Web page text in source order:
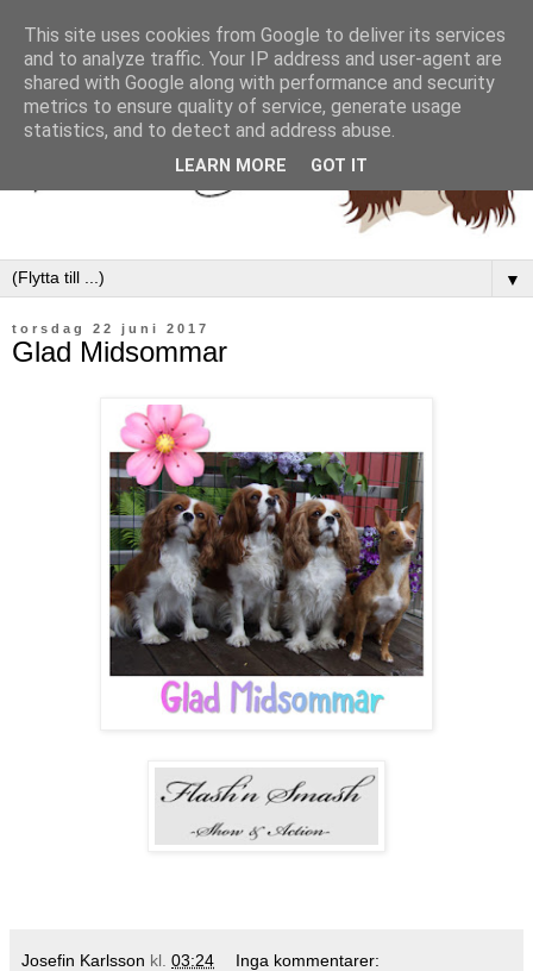
▼
torsdag 22 juni 2017
Glad Midsommar
Josefin Karlsson kl. 03:24 Inga kommentarer:
This site uses cookies from Google to deliver its services
and to analyze traffic. Your IP address and user-agent are
shared with Google along with performance and security
metrics to ensure quality of service, generate usage
statistics, and to detect and address abuse.
LEARN MORE GOT IT